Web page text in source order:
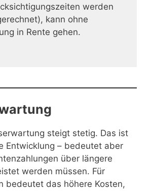
werden
kann ohne
in Rente gehen.
steigt stetig. Das ist
Entwicklung – bedeutet aber
über längere
werden müssen. Für
bedeutet das höhere Kosten,